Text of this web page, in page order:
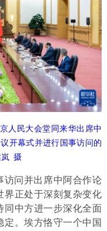
人民大会堂同来华出席中
开幕式并进行国事访问的
岚 摄
访问并出席中阿合作论
界正处于深刻复杂变化
同中方进一步深化全面
。埃方恪守一个中国